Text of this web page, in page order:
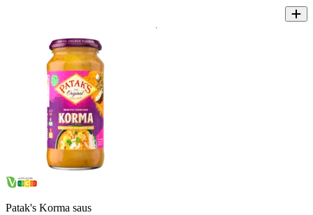
Patak's Korma saus